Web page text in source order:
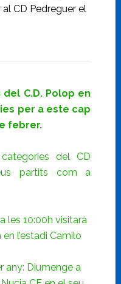
CD Pedreguer el
C.D. Polop en
per a este cap
febrer.
del CD
partits com a
les 10:00h visitarà
l’estadi Camilo
any: Diumenge a